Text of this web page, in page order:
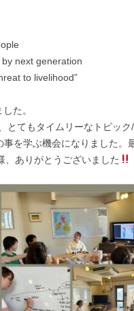
next generation
to livelihood”
た。
とてもタイムリーなトピッ
を学ぶ機会になりました。
、ありがとうございました